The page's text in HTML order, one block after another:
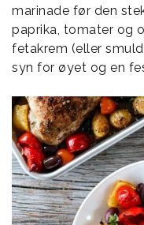
marinade før den
paprika, tomater og
fetakrem (eller
syn for øyet og en